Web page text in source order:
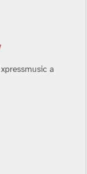
a